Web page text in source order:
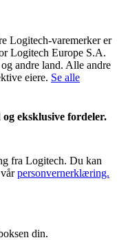
Logitech-varemerker er
Logitech Europe S.A.
andre land. Alle andre
eiere. Se alle
eksklusive fordeler.
fra Logitech. Du kan
personvernerklæring.
din.